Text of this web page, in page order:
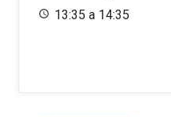
13:35 a 14:35